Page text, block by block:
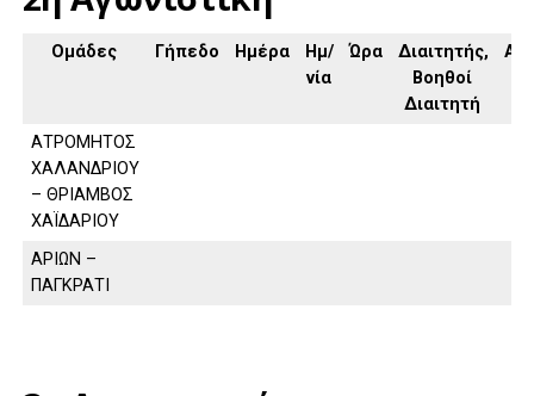
Ομάδες Γήπεδο Ημέρα
Ημ/
νία
Ώρα
Διαιτητής,
Βοηθοί
Διαιτητή
ΑΤΡΟΜΗΤΟΣ
ΧΑΛΑΝΔΡΙΟΥ
– ΘΡΙΑΜΒΟΣ
ΧΑΪΔΑΡΙΟΥ
ΑΡΙΩΝ –
ΠΑΓΚΡΑΤΙ